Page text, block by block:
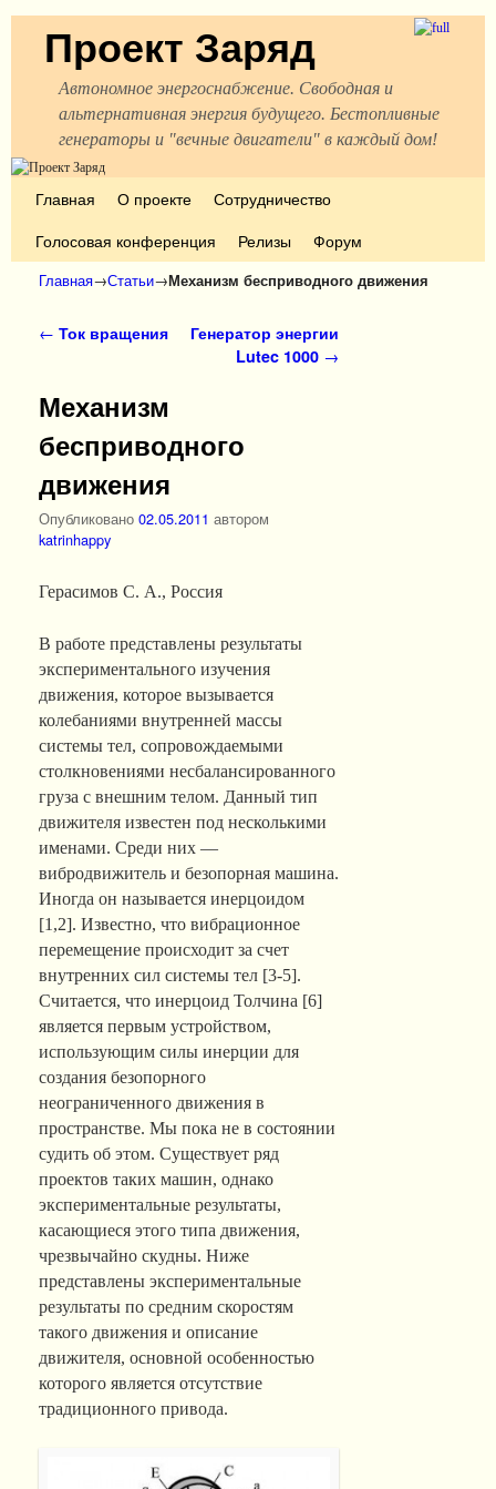
Проект Заряд
Автономное энергоснабжение. Свободная и
альтернативная энергия будущего. Бестопливные
генераторы и "вечные двигатели" в каждый дом!
Главная О проекте
Сотрудничество
Голосовая конференция
Релизы Форум
Главная→Статьи→Механизм бесприводного движения
Навигация по записям
← Ток вращения
Генератор энергии
Lutec 1000 →
Механизм
бесприводного
движения
Опубликовано 02.05.2011 автором
katrinhappy
Герасимов С. А., Россия
В работе представлены результаты
экспериментального изучения
движения, которое вызывается
колебаниями внутренней массы
системы тел, сопровождаемыми
столкновениями несбалансированного
груза с внешним телом. Данный тип
движителя известен под несколькими
именами. Среди них —
вибродвижитель и безопорная машина.
Иногда он называется инерцоидом
[1,2]. Известно, что вибрационное
перемещение происходит за счет
внутренних сил системы тел [3-5].
Считается, что инерцоид Толчина [6]
является первым устройством,
использующим силы инерции для
создания безопорного
неограниченного движения в
пространстве. Мы пока не в состоянии
судить об этом. Существует ряд
проектов таких машин, однако
экспериментальные результаты,
касающиеся этого типа движения,
чрезвычайно скудны. Ниже
представлены экспериментальные
результаты по средним скоростям
такого движения и описание
движителя, основной особенностью
которого является отсутствие
традиционного привода.